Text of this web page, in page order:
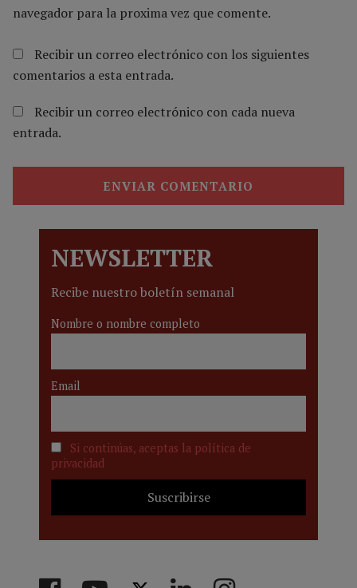
navegador para la proxima vez que comente.
Recibir un correo electrónico con los siguientes
comentarios a esta entrada.
Recibir un correo electrónico con cada nueva
entrada.
NEWSLETTER
Recibe nuestro boletín semanal
Nombre o nombre completo
Email
Si continúas, aceptas la política de
privacidad